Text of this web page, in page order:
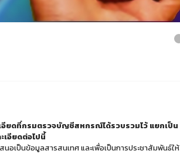
อียดที่กรมตรวจบัญชีสหกรณ์ได้รวบรวมไว้ แยกเป็น
เอียดต่อไปนี้
เป็นข้อมูลสารสนเทศ และเพื่อเป็นการประชาสัมพันธ์ให้